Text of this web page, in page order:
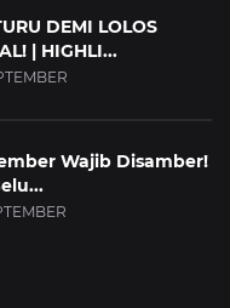
DEMI LOLOS
| HIGHLI...
Wajib Disamber!